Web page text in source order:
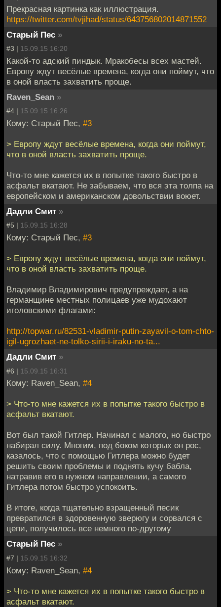
Прекрасная картинка как иллюстрация.
https://twitter.com/tvjihad/status/643756802014871552
Старый Пес »
#3 | 15.09.15 16:20
Какой-то адский пиндык. Мракобесы всех мастей.
Европу ждут весёлые времена, когда они поймут, что
в оной власть захватить проще.
Raven_Sean »
#4 | 15.09.15 16:26
Кому: Старый Пес, #3
> Европу ждут весёлые времена, когда они поймут,
что в оной власть захватить проще.
Что-то мне кажется их в попытке такого быстро в
асфальт вкатают. Не забываем, что вся эта толпа на
европейском и американском довольствии воюет.
Дадли Смит »
#5 | 15.09.15 16:28
Кому: Старый Пес, #3
> Европу ждут весёлые времена, когда они поймут,
что в оной власть захватить проще.
Владимир Владимирович предупреждает, а на
германщине местных полицаев уже мудохают
иголовскими флагами:
http://topwar.ru/82531-vladimir-putin-zayavil-o-tom-chto-
igil-ugrozhaet-ne-tolko-sirii-i-iraku-no-ta...
Дадли Смит »
#6 | 15.09.15 16:31
Кому: Raven_Sean, #4
> Что-то мне кажется их в попытке такого быстро в
асфальт вкатают.
Вот был такой Гитлер. Начинал с малого, но быстро
набирал силу. Многим, под боком которых он рос,
казалось, что с помощью Гитлера можно будет
решить своим проблемы и поднять кучу бабла,
натравив его в нужном направлении, а самого
Гитлера потом быстро успокоить.
В итоге, когда тщательно взращенный песик
превратился в здоровенную зверюгу и сорвался с
цепи, получилось все немного по-другому
Старый Пес »
#7 | 15.09.15 16:32
Кому: Raven_Sean, #4
> Что-то мне кажется их в попытке такого быстро в
асфальт вкатают.